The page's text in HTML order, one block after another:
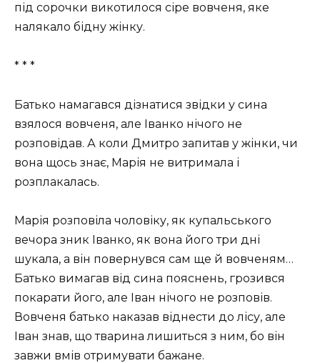
під сорочки викотилося сіре вовченя, яке
налякало бідну жінку.
* * *
Батько намагався дізнатися звідки у сина
взялося вовченя, але Іванко нічого не
розповідав. А коли Дмитро запитав у жінки, чи
вона щось знає, Марія не витримала і
розплакалась.
Марія розповіла чоловіку, як купальського
вечора зник Іванко, як вона його три дні
шукала, а він повернувся сам ще й вовченям…
Батько вимагав від сина пояснень, грозився
покарати його, але Іван нічого не розповів.
Вовченя батько наказав віднести до лісу, але
Іван знав, що тварина лишиться з ним, бо він
завжи вмів отримувати бажане.